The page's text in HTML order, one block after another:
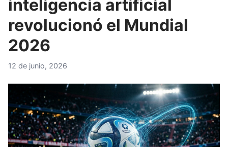
inteligencia artificial
revolucionó el Mundial
2026
12 de junio, 2026